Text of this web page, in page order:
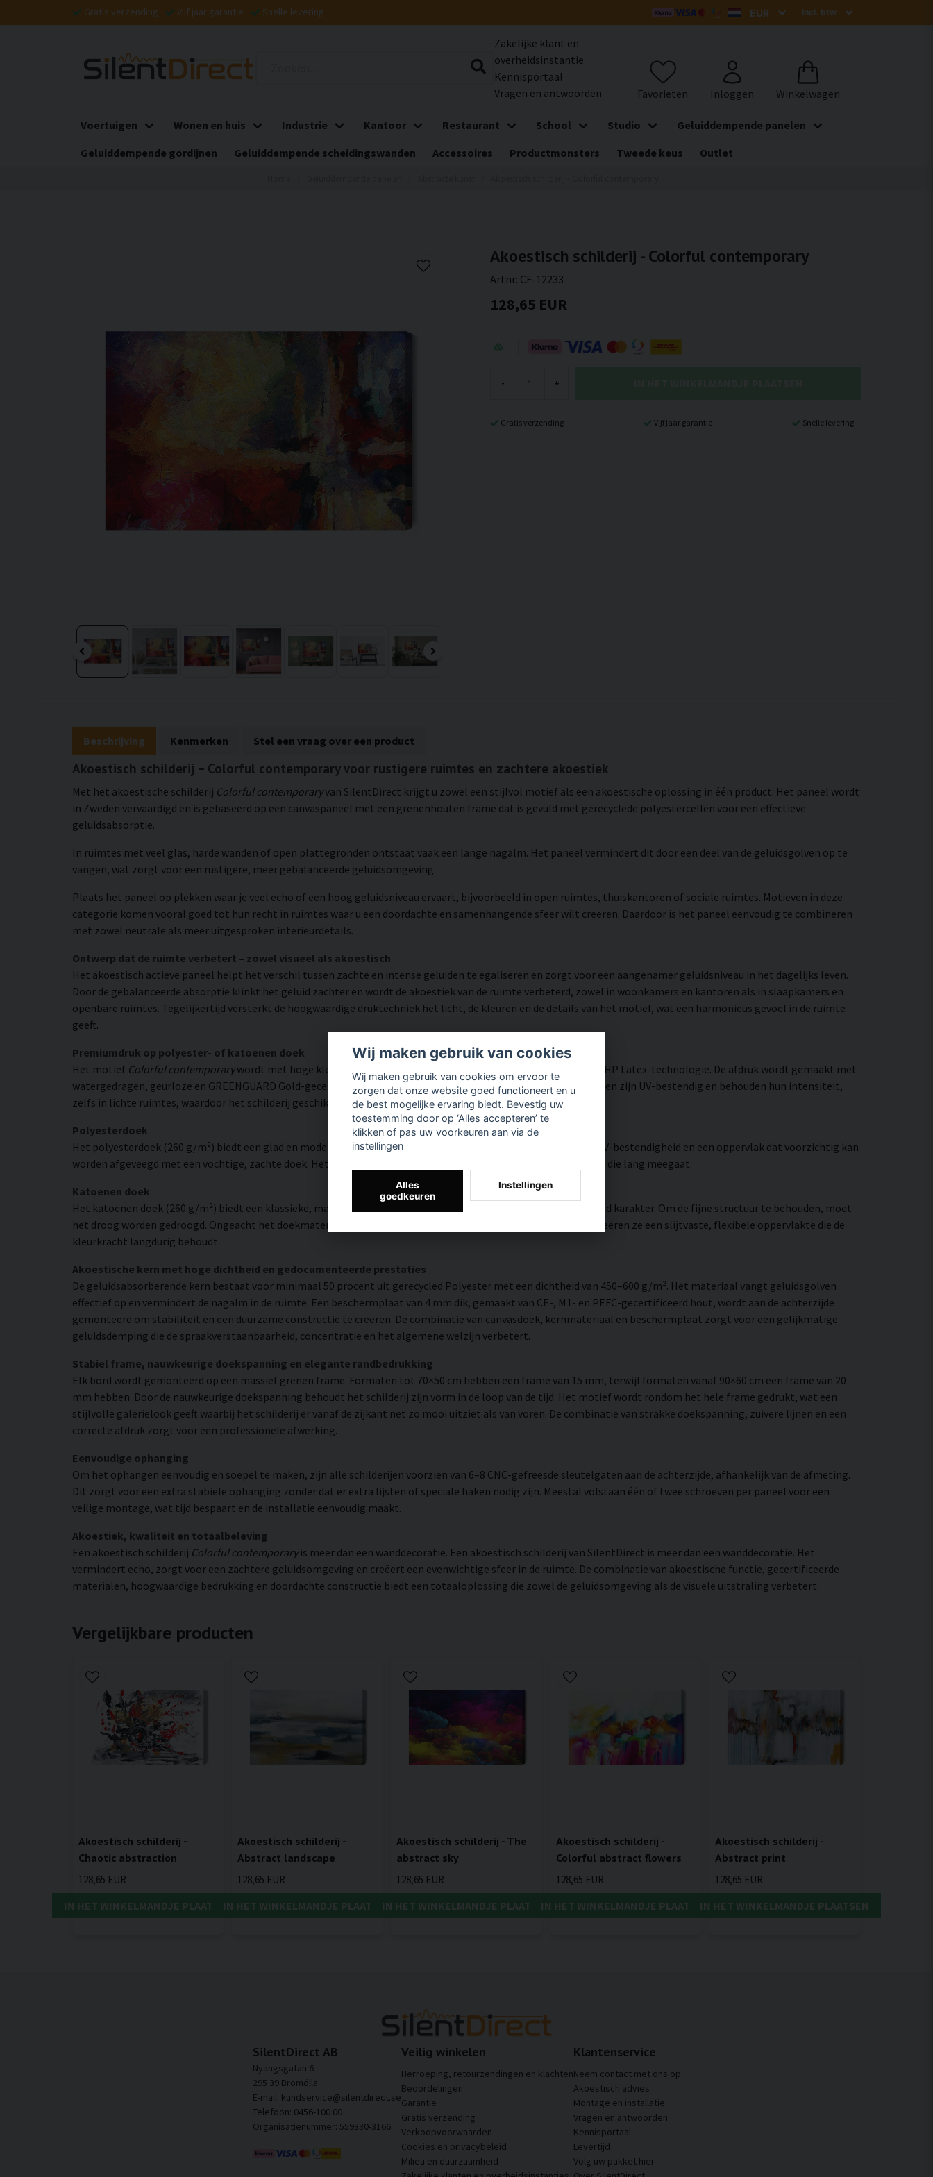
Gratis verzending Vijf jaar garantie Snelle levering
Zakelijke klant en
overheidsinstantie
Kennisportaal
Vragen en antwoorden
Voertuigen Wonen en huis Industrie Kantoor Restaurant School Studio
Geluiddempende panelen
Geluiddempende gordijnen
Geluiddempende scheidingswanden Accessoires Productmonsters Tweede keus Outlet
Akoestisch schilderij - Colorful contemporary
Artnr: CF-12233
128,65 EUR
- +
Gratis verzending Vijf jaar garantie Snelle levering
Beschrijving Kenmerken Stel een vraag over een product
Akoestisch schilderij – Colorful contemporary voor rustigere ruimtes en zachtere akoestiek
Met het akoestische schilderij Colorful contemporaryvan SilentDirect krijgt u zowel een stijlvol motief als een akoestische oplossing in één product. Het paneel wordt
in Zweden vervaardigd en is gebaseerd op een canvaspaneel met een grenenhouten frame dat is gevuld met gerecyclede polyestercellen voor een effectieve
geluidsabsorptie.
In ruimtes met veel glas, harde wanden of open plattegronden ontstaat vaak een lange nagalm. Het paneel vermindert dit door een deel van de geluidsgolven op te
vangen, wat zorgt voor een rustigere, meer gebalanceerde geluidsomgeving.
Plaats het paneel op plekken waar je veel echo of een hoog geluidsniveau ervaart, bijvoorbeeld in open ruimtes, thuiskantoren of sociale ruimtes. Motieven in deze
categorie komen vooral goed tot hun recht in ruimtes waar u een doordachte en samenhangende sfeer wilt creëren. Daardoor is het paneel eenvoudig te combineren
met zowel neutrale als meer uitgesproken interieurdetails.
Ontwerp dat de ruimte verbetert – zowel visueel als akoestisch
Het akoestisch actieve paneel helpt het verschil tussen zachte en intense geluiden te egaliseren en zorgt voor een aangenamer geluidsniveau in het dagelijks leven.
Door de gebalanceerde absorptie klinkt het geluid zachter en wordt de akoestiek van de ruimte verbeterd, zowel in woonkamers en kantoren als in slaapkamers en
openbare ruimtes. Tegelijkertijd versterkt de hoogwaardige druktechniek het licht, de kleuren en de details van het motief, wat een harmonieus gevoel in de ruimte
geeft.
Premiumdruk op polyester- of katoenen doek
Het motief Colorful contemporarywordt met hoge kleurnauwkeurigheid en rijk aan details weergegeven dankzij HP Latex-technologie. De afdruk wordt gemaakt met
watergedragen, geurloze en GREENGUARD Gold-gecertificeerde inkt die een resolutie tot 300 DPI biedt. De kleuren zijn UV-bestendig en behouden hun intensiteit,
zelfs in lichte ruimtes, waardoor het schilderij geschikt is voor zowel thuis als in openbare omgevingen.
Polyesterdoek
Het polyesterdoek (260 g/m²) biedt een glad en modern oppervlak met hoge kleurnauwkeurigheid, zeer goede UV-bestendigheid en een oppervlak dat voorzichtig kan
worden afgeveegd met een vochtige, zachte doek. Het resultaat is een moderne, heldere en kleurrijke uitstraling die lang meegaat.
Katoenen doek
Het katoenen doek (260 g/m²) biedt een klassieke, matte textuur met natuurlijke warmte en een handgeschilderd karakter. Om de fijne structuur te behouden, moet
het droog worden gedroogd. Ongeacht het doekmateriaal versmelten de HP Latex-inkten met het weefsel en creëren ze een slijtvaste, flexibele oppervlakte die de
kleurkracht langdurig behoudt.
Akoestische kern met hoge dichtheid en gedocumenteerde prestaties
De geluidsabsorberende kern bestaat voor minimaal 50 procent uit gerecycled Polyester met een dichtheid van 450–600 g/m². Het materiaal vangt geluidsgolven
effectief op en vermindert de nagalm in de ruimte. Een beschermplaat van 4 mm dik, gemaakt van CE-, M1- en PEFC-gecertificeerd hout, wordt aan de achterzijde
gemonteerd om stabiliteit en een duurzame constructie te creëren. De combinatie van canvasdoek, kernmateriaal en beschermplaat zorgt voor een gelijkmatige
geluidsdemping die de spraakverstaanbaarheid, concentratie en het algemene welzijn verbetert.
Stabiel frame, nauwkeurige doekspanning en elegante randbedrukking
Elk bord wordt gemonteerd op een massief grenen frame. Formaten tot 70×50 cm hebben een frame van 15 mm, terwijl formaten vanaf 90×60 cm een frame van 20
mm hebben. Door de nauwkeurige doekspanning behoudt het schilderij zijn vorm in de loop van de tijd. Het motief wordt rondom het hele frame gedrukt, wat een
stijlvolle galerielook geeft waarbij het schilderij er vanaf de zijkant net zo mooi uitziet als van voren. De combinatie van strakke doekspanning, zuivere lijnen en een
correcte afdruk zorgt voor een professionele afwerking.
Eenvoudige ophanging
Om het ophangen eenvoudig en soepel te maken, zijn alle schilderijen voorzien van 6–8 CNC-gefreesde sleutelgaten aan de achterzijde, afhankelijk van de afmeting.
Dit zorgt voor een extra stabiele ophanging zonder dat er extra lijsten of speciale haken nodig zijn. Meestal volstaan één of twee schroeven per paneel voor een
veilige montage, wat tijd bespaart en de installatie eenvoudig maakt.
Akoestiek, kwaliteit en totaalbeleving
Een akoestisch schilderij Colorful contemporaryis meer dan een wanddecoratie. Een akoestisch schilderij van SilentDirect is meer dan een wanddecoratie. Het
vermindert echo, zorgt voor een zachtere geluidsomgeving en creëert een evenwichtige sfeer in de ruimte. De combinatie van akoestische functie, gecertificeerde
materialen, hoogwaardige bedrukking en doordachte constructie biedt een totaaloplossing die zowel de geluidsomgeving als de visuele uitstraling verbetert.
Vergelijkbare producten
Akoestisch schilderij -
Chaotic abstraction
128,65 EUR
IN HET WINKELMANDJE PLAATSEN
Akoestisch schilderij -
Abstract landscape
128,65 EUR
IN HET WINKELMANDJE PLAATSEN
Akoestisch schilderij - The
abstract sky
128,65 EUR
IN HET WINKELMANDJE PLAATSEN
Akoestisch schilderij -
Colorful abstract flowers
128,65 EUR
IN HET WINKELMANDJE PLAATSEN
Akoestisch schilderij -
Abstract print
128,65 EUR
IN HET WINKELMANDJE PLAATSEN
SilentDirect AB
Nyängsgatan 6
295 39 Bromölla
E-mail: kundservice@silentdirect.se
Telefoon: 0456-100 00
Organisatienummer: 559330-3166
Veilig winkelen
Herroeping, retourzendingen en klachten
Beoordelingen
Garantie
Gratis verzending
Verkoopvoorwaarden
Cookies en privacybeleid
Milieu en duurzaamheid
Klantenservice
Neem contact met ons op
Akoestisch advies
Montage en installatie
Vragen en antwoorden
Kennisportaal
Levertijd
Volg uw pakket hier
Wij maken gebruik van cookies
Wij maken gebruik van cookies om ervoor te
zorgen dat onze website goed functioneert en u
de best mogelijke ervaring biedt. Bevestig uw
toestemming door op ‘Alles accepteren’ te
klikken of pas uw voorkeuren aan via de
instellingen
Alles
goedkeuren
Instellingen